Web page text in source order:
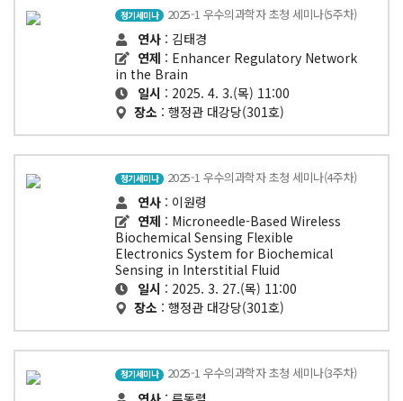
정기세미나 2025-1 우수의과학자 초청 세미나(5주차)
연사 : 김태경
연제 : Enhancer Regulatory Network
in the Brain
일시 : 2025. 4. 3.(목) 11:00
장소 : 행정관 대강당(301호)
정기세미나 2025-1 우수의과학자 초청 세미나(4주차)
연사 : 이원령
연제 : Microneedle-Based Wireless
Biochemical Sensing Flexible
Electronics System for Biochemical
Sensing in Interstitial Fluid
일시 : 2025. 3. 27.(목) 11:00
장소 : 행정관 대강당(301호)
정기세미나 2025-1 우수의과학자 초청 세미나(3주차)